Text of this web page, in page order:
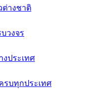
ต่างชาติ
วงจร
งประเทศ
รบทุกประเทศ